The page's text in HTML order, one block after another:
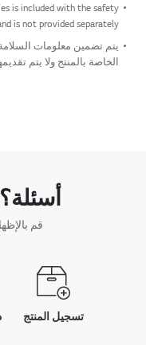
is included with the safety
is not provided separately.
يتم تضمين معلومات
الخاصة بالمنتج ولا يتم
قم
تسجيل المنتج